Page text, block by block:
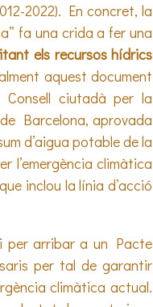
2022). En concret, la
fa una crida a fer una
els recursos hídrics
aquest document
ciutadà per la
Barcelona, aprovada
d’aigua potable de la
l’emergència climàtica
inclou la línia d’acció
per arribar a un Pacte
per tal de garantir
climàtica actual.